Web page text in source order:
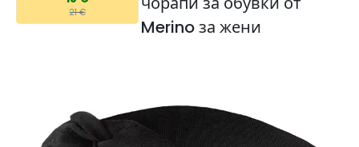
21 €
Merino за жени